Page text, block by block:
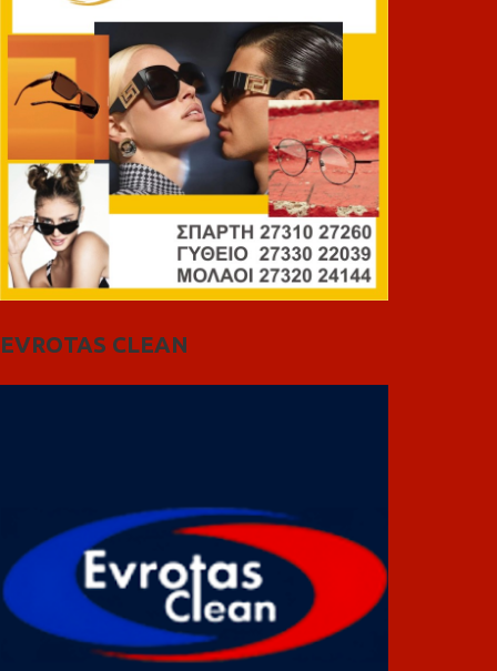
EVROTAS CLEAN